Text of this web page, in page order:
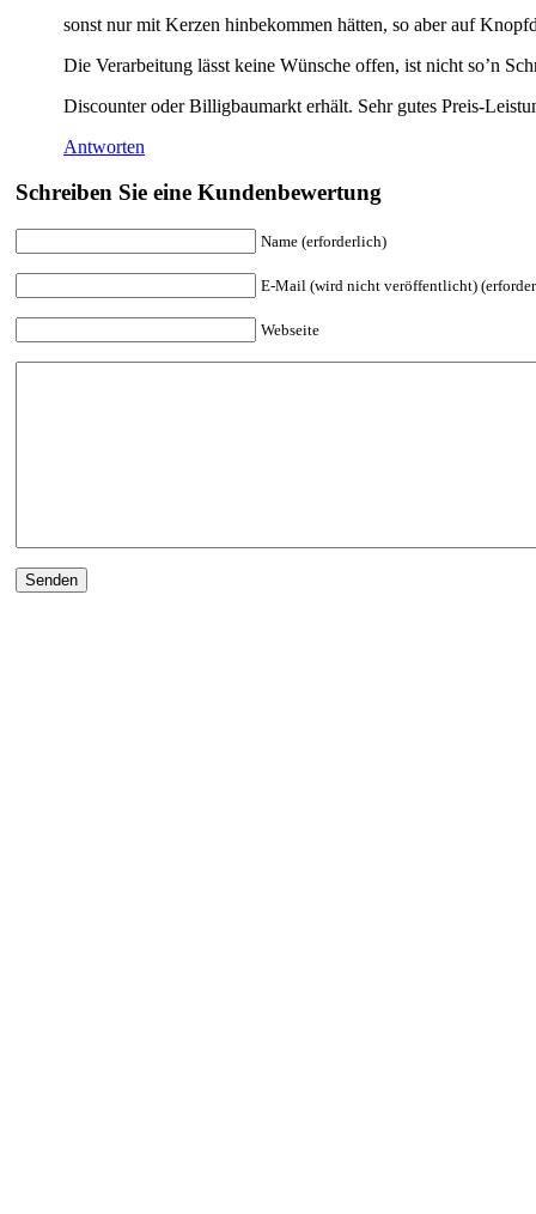
sonst nur mit Kerzen hinbekommen hätten, so aber auf
Die Verarbeitung lässt keine Wünsche offen, ist nicht so’n
Discounter oder Billigbaumarkt erhält. Sehr gutes Preis-
Antworten
Schreiben Sie eine Kundenbewertung
Name (erforderlich)
E-Mail (wird nicht veröffentlicht)
Webseite